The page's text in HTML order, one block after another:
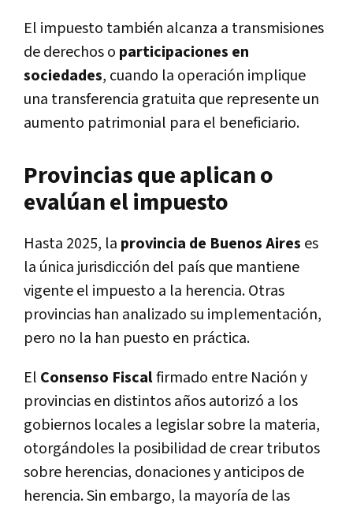
El impuesto también alcanza a transmisiones
de derechos o participaciones en
sociedades, cuando la operación implique
una transferencia gratuita que represente un
aumento patrimonial para el beneficiario.
Provincias que aplican o
evalúan el impuesto
Hasta 2025, la provincia de Buenos Aires es
la única jurisdicción del país que mantiene
vigente el impuesto a la herencia. Otras
provincias han analizado su implementación,
pero no la han puesto en práctica.
El Consenso Fiscalfirmado entre Nación y
provincias en distintos años autorizó a los
gobiernos locales a legislar sobre la materia,
otorgándoles la posibilidad de crear tributos
sobre herencias, donaciones y anticipos de
herencia. Sin embargo, la mayoría de las